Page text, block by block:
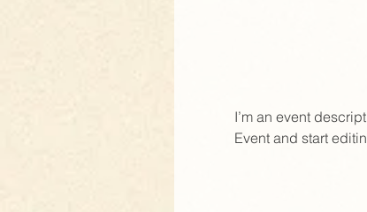
I’m an event
Event and start